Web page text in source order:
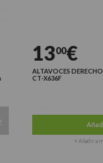
1300€
ALTAVOCES DERECHO
CT-X636F
Añadir
+ Añadir a mi